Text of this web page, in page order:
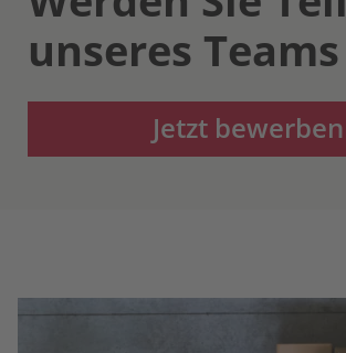
unseres Teams
Jetzt bewerben